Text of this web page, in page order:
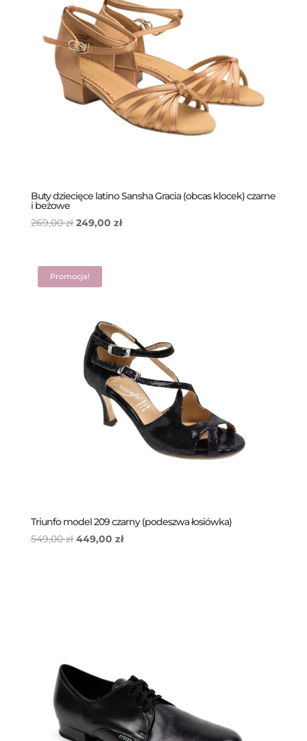
Buty dziecięce latino Sansha Gracia (obcas klocek) czarne
i beżowe
269,00zł Pierwotna
269,00 zł.
249,00 złAktualna
Promocja!
Triunfo model 209 czarny (podeszwa łosiówka)
549,00zł Pierwotna
449,00 złAktualna